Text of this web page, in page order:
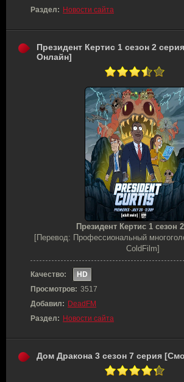
Раздел: Новости сайта
Президент Кертис 1 сезон 2
Онлайн]
Президент Кертис 1 сезон
[Перевод: Профессиональный
ColdFilm]
Качество:
HD
Просмотров: 3517
Добавил: DeadFM
Раздел: Новости сайта
Дом Дракона 3 сезон 7 серия